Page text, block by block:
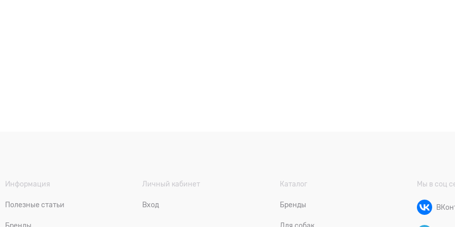
Информация
Полезные статьи
Личный кабинет
Вход
Каталог
Бренды
Мы в соц